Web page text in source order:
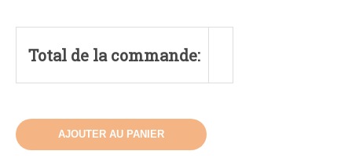
Total de la commande:
AJOUTER AU PANIER